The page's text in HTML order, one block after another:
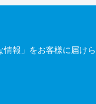
報」をお客様に届け